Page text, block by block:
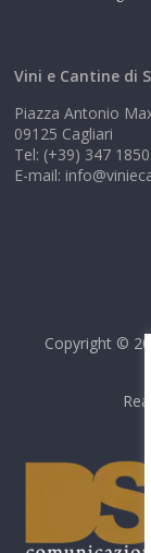
Vini e Cantine di
Piazza Antonio
09125 Cagliari
Tel: (+39) 347
E-mail:
Copyright ©